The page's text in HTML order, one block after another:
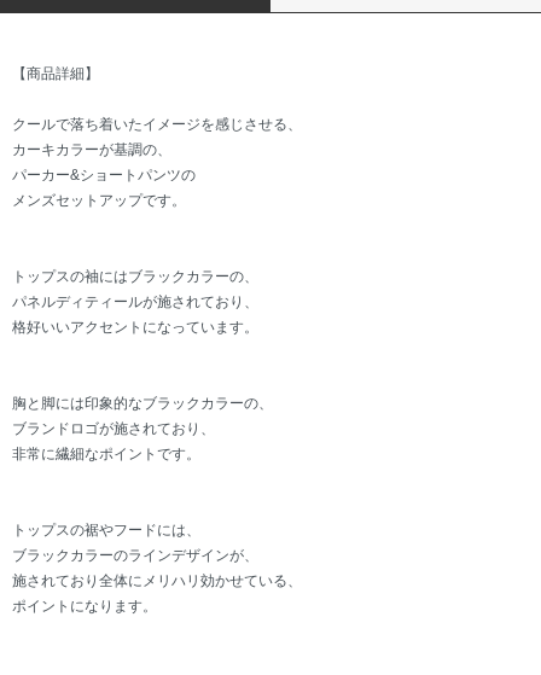
【商品詳細】
クールで落ち着いたイメージを感じさせる、
カーキカラーが基調の、
パーカー&ショートパンツの
メンズセットアップです。
トップスの袖にはブラックカラーの、
パネルディティールが施されており、
格好いいアクセントになっています。
胸と脚には印象的なブラックカラーの、
ブランドロゴが施されており、
非常に繊細なポイントです。
トップスの裾やフードには、
ブラックカラーのラインデザインが、
施されており全体にメリハリ効かせている、
ポイントになります。